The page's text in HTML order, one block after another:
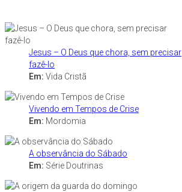
Jesus – O Deus que chora, sem precisar
fazê-lo
Em: Vida Cristã
Vivendo em Tempos de Crise
Em: Mordomia
A observância do Sábado
Em: Série Doutrinas